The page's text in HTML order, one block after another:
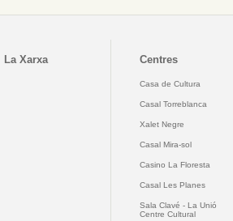
La Xarxa Centres
Casa de Cultura
Casal Torreblanca
Xalet Negre
Casal Mira-sol
Casino La Floresta
Casal Les Planes
Sala Clavé - La Unió
Centre Cultural